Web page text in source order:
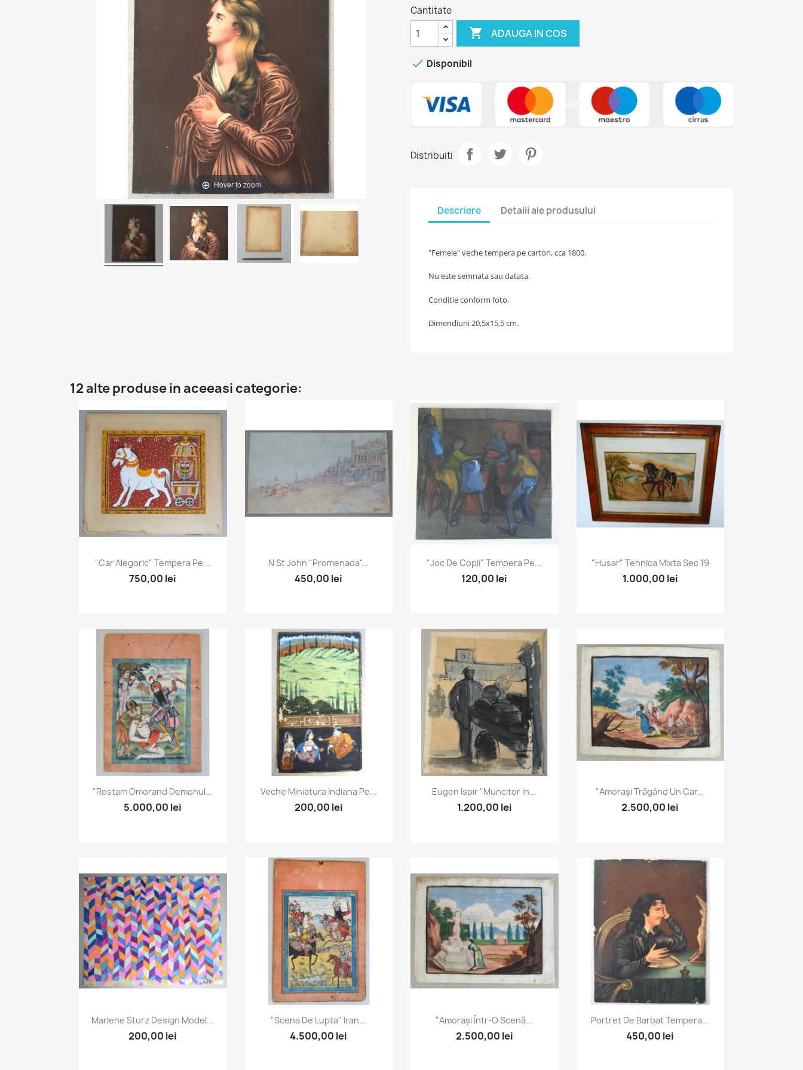
Hover to zoom
Cantitate
 ADAUGA IN COS
 Disponibil
Distribuiti
Descriere Detalii ale produsului
"Femeie" veche tempera pe carton, cca 1800.
Nu este semnata sau datata.
Conditie conform foto.
Dimendiuni 20,5x15,5 cm.
12 alte produse in aceeasi categorie:
Vizualizare rapida
"Car Alegoric" Tempera Pe...
750,00 lei
Vizualizare rapida
N St John "Promenada"...
450,00 lei
Vizualizare rapida
"Joc De Copii" Tempera Pe...
120,00 lei
Vizualizare rapida
"Husar" Tehnica Mixta Sec 19
1.000,00 lei
Vizualizare rapida
"Rostam Omorand Demonul...
5.000,00 lei
Vizualizare rapida
Veche Miniatura Indiana Pe...
200,00 lei
Vizualizare rapida
Eugen Ispir "Muncitor In...
1.200,00 lei
Vizualizare rapida
"Amorași Trăgând Un Car...
2.500,00 lei
Vizualizare rapida
Marlene Sturz Design Model...
200,00 lei
Vizualizare rapida
"Scena De Lupta" Iran...
4.500,00 lei
Vizualizare rapida
"Amorași Într-O Scenă...
2.500,00 lei
Vizualizare rapida
Portret De Barbat Tempera...
450,00 lei